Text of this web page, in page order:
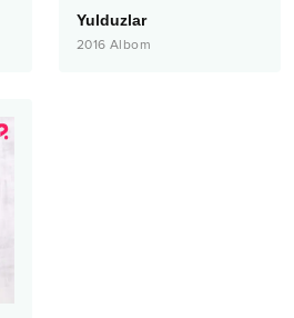
Yulduzlar
2016 Albom